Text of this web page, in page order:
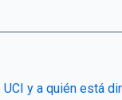
y a quién está